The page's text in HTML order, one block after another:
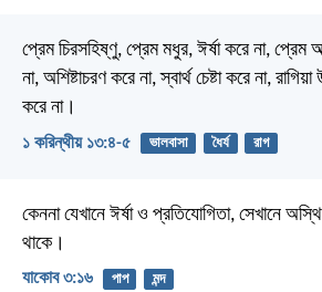
প্রেম চিরসহিষ্ণু, প্রেম মধুর, ঈর্ষা করে না, প্রেম
না, অশিষ্টাচরণ করে না, স্বার্থ চেষ্টা করে না,
করে না।
১ করিন্থীয় ১৩:৪-৫ ভালবাসা ধৈর্য রাগ
কেননা যেখানে ঈর্ষা ও প্রতিযোগিতা, সেখানে
থাকে।
যাকোব ৩:১৬ পাপ মন্দ